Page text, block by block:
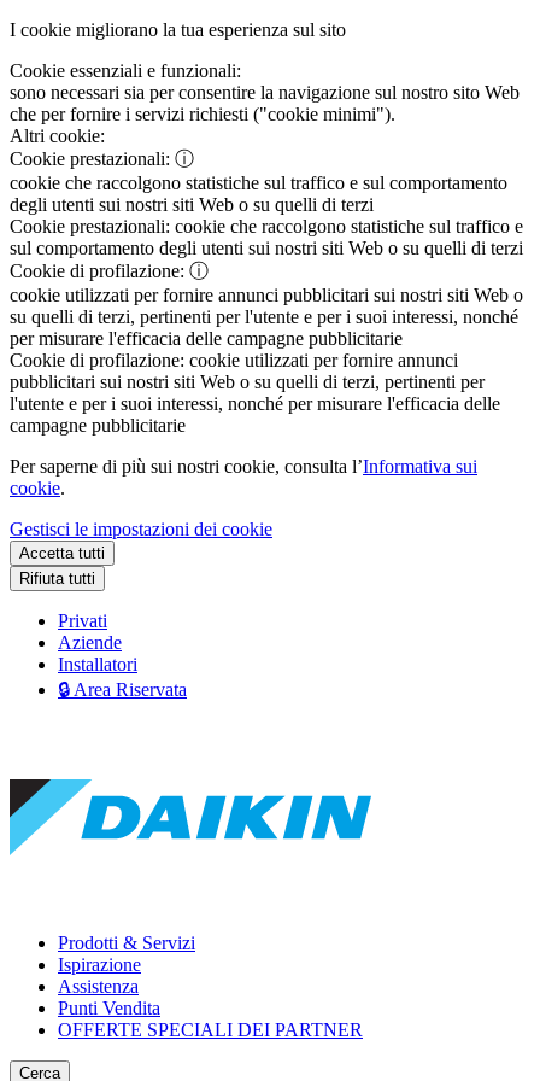
I cookie migliorano la tua esperienza sul sito
Cookie essenziali e funzionali:
sono necessari sia per consentire la navigazione sul nostro sito Web
che per fornire i servizi richiesti ("cookie minimi").
Altri cookie:
Cookie prestazionali: ⓘ
cookie che raccolgono statistiche sul traffico e sul comportamento
degli utenti sui nostri siti Web o su quelli di terzi
Cookie prestazionali: cookie che raccolgono statistiche sul traffico e
sul comportamento degli utenti sui nostri siti Web o su quelli di terzi
Cookie di profilazione: ⓘ
cookie utilizzati per fornire annunci pubblicitari sui nostri siti Web o
su quelli di terzi, pertinenti per l'utente e per i suoi interessi, nonché
per misurare l'efficacia delle campagne pubblicitarie
Cookie di profilazione: cookie utilizzati per fornire annunci
pubblicitari sui nostri siti Web o su quelli di terzi, pertinenti per
l'utente e per i suoi interessi, nonché per misurare l'efficacia delle
campagne pubblicitarie
Per saperne di più sui nostri cookie, consulta l’Informativa sui
cookie.
Gestisci le impostazioni dei cookie
Accetta tutti
Rifiuta tutti
Privati
Aziende
Installatori
🔒 Area Riservata
Prodotti & Servizi
Ispirazione
Assistenza
Punti Vendita
OFFERTE SPECIALI DEI PARTNER
Cerca